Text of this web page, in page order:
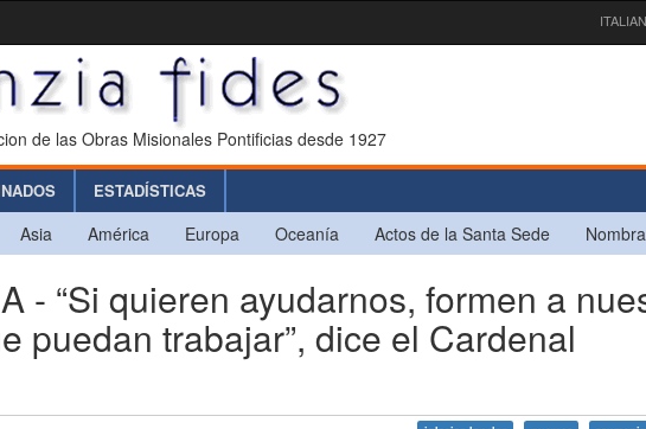
de las Obras Misionales Pontificias desde 1927
ESTADÍSTICAS
Asia América Europa Oceanía Actos de la Santa Sede
- “Si quieren ayudarnos, formen a
puedan trabajar”, dice el Cardenal